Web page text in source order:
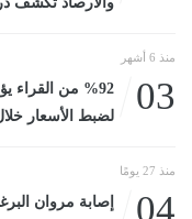
منذ 6 أشهر
03
%92 من
لضبط الأسعار
منذ 27 يومًا
04
إصابة مروان